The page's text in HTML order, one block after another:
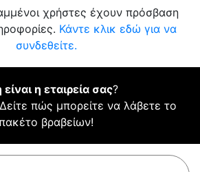
χρήστες έχουν πρόσβαση
Κάντε κλικ εδώ για να
συνδεθείτε.
η εταιρεία σας?
Δείτε πώς μπορείτε να λάβετε το
βραβείων!